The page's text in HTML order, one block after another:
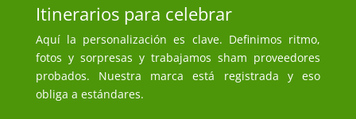
Itinerarios para celebrar
Aquí la personalización es clave. Definimos ritmo,
fotos y sorpresas y trabajamos sham proveedores
probados. Nuestra marca está registrada y eso
obliga a estándares.